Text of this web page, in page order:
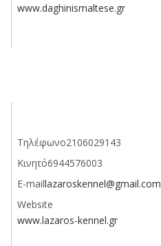
www.daghinismaltese.gr
Τηλέφωνο2106029143
Κινητό6944576003
E-maillazaroskennel@gmail.com
Website
www.lazaros-kennel.gr